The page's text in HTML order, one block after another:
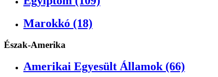
Marokkó (18)
Észak-Amerika
Amerikai Egyesült Államok (66)